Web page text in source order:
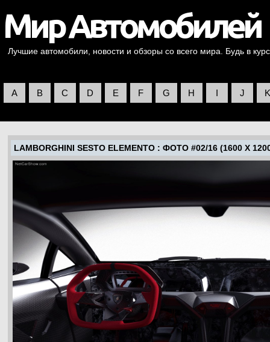
Лучшие автомобили, новости и обзоры со всего мира. Будь в
A B C D E F G H I J K
LAMBORGHINI SESTO ELEMENTO : ФОТО #02/16 (1600 X